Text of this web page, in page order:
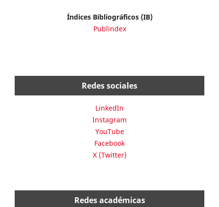
Índices Bibliográficos (IB)
Publindex
Redes sociales
LinkedIn
Instagram
YouTube
Facebook
X (Twitter)
Redes académicas